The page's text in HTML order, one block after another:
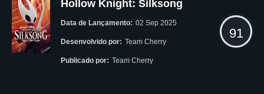
Hollow Knight: Silksong
Data de Lançamento: 02 Sep 2025
Desenvolvido por: Team Cherry
Publicado por: Team Cherry
91